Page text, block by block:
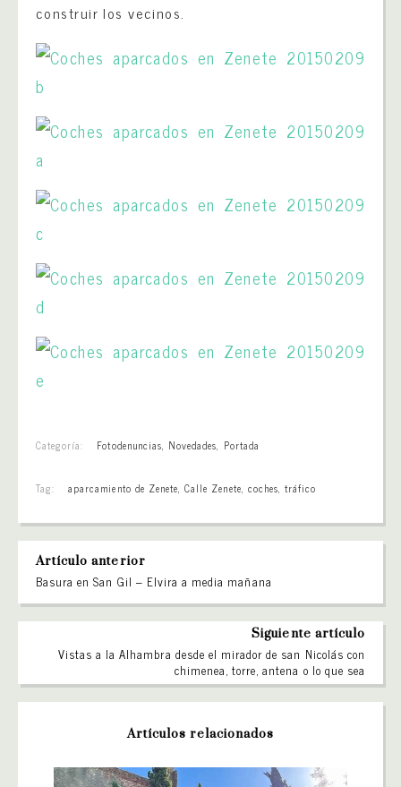
construir los vecinos.
Categoría: Fotodenuncias, Novedades, Portada
Tag: aparcamiento de Zenete,Calle Zenete, coches,tráfico
Artículo anterior
Basura en San Gil – Elvira a media mañana
Siguiente artículo
Vistas a la Alhambra desde el mirador de san Nicolás con
chimenea, torre, antena o lo que sea
Artículos relacionados